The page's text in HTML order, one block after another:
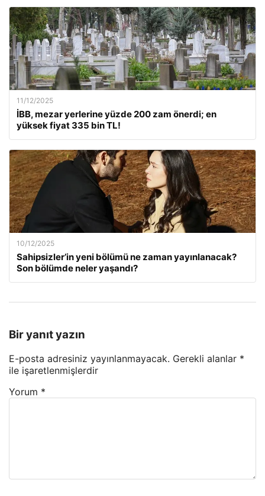
11/12/2025
İBB, mezar yerlerine yüzde 200 zam önerdi; en
yüksek fiyat 335 bin TL!
10/12/2025
Sahipsizler’in yeni bölümü ne zaman yayınlanacak?
Son bölümde neler yaşandı?
Bir yanıt yazın
E-posta adresiniz yayınlanmayacak. Gerekli alanlar *
ile işaretlenmişlerdir
Yorum *